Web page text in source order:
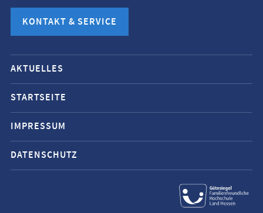
KONTAKT & SERVICE
Mobile-
Service-
Navigation
und
Social
Media
Kontakte
AKTUELLES
STARTSEITE
IMPRESSUM
DATENSCHUTZ